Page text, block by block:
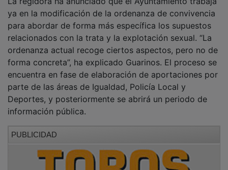
ya en la modificación de la ordenanza de convivencia
para abordar de forma más específica los supuestos
relacionados con la trata y la explotación sexual. “La
ordenanza actual recoge ciertos aspectos, pero no de
forma concreta”, ha explicado Guarinos. El proceso se
encuentra en fase de elaboración de aportaciones por
parte de las áreas de Igualdad, Policía Local y
Deportes, y posteriormente se abrirá un periodo de
información pública.